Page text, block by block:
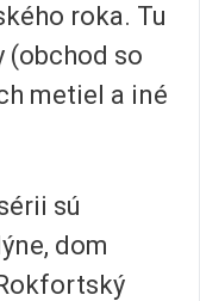
roka. Tu
(obchod so
metiel a iné
sú
dom